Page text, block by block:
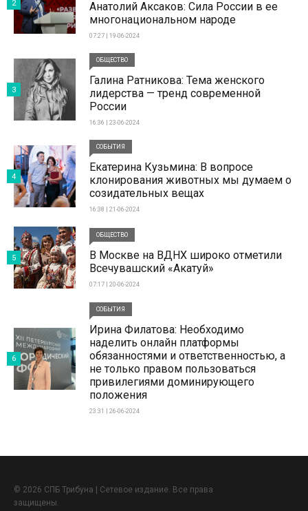
Анатолий Аксаков: Сила России в ее
многонациональном народе
07:27 | 19-06-2024
2
ОБЩЕСТВО
Галина Ратникова: Тема женского
лидерства — тренд современной
России
16:36 | 23-06-2024
3
СОБЫТИЯ
Екатерина Кузьмина: В вопросе
клонирования животных мы думаем о
созидательных вещах
16:38 | 21-06-2024
4
ОБЩЕСТВО
В Москве на ВДНХ широко отметили
Всечувашский «Акатуй»
07:17 | 20-06-2024
5
СОБЫТИЯ
Ирина Филатова: Необходимо
наделить онлайн платформы
обязанностями и ответственностью, а
не только правом пользоваться
привилегиями доминирующего
положения
23:31 | 26-06-2024
6
© 2026 СПБ Трибуна | Сетевое издание. Все права
защищены.